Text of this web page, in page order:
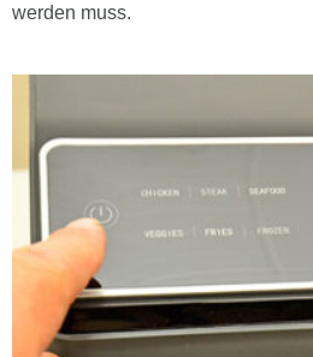
werden muss.